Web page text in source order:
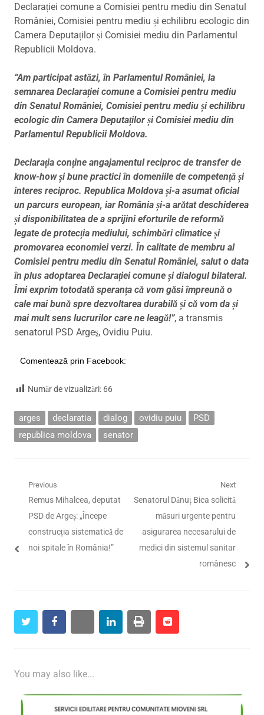
Declarației comune a Comisiei pentru mediu din Senatul
României, Comisiei pentru mediu și echilibru ecologic din
Camera Deputaților și Comisiei mediu din Parlamentul
Republicii Moldova.
“Am participat astăzi, în Parlamentul României, la
semnarea Declarației comune a Comisiei pentru mediu
din Senatul României, Comisiei pentru mediu și echilibru
ecologic din Camera Deputaților și Comisiei mediu din
Parlamentul Republicii Moldova.
Declarația conține angajamentul reciproc de transfer de
know-how și bune practici în domeniile de competență și
interes reciproc. Republica Moldova și-a asumat oficial
un parcurs european, iar România și-a arătat deschiderea
și disponibilitatea de a sprijini eforturile de reformă
legate de protecția mediului, schimbări climatice și
promovarea economiei verzi. În calitate de membru al
Comisiei pentru mediu din Senatul României, salut o data
în plus adoptarea Declarației comune și dialogul bilateral.
Îmi exprim totodată speranța că vom găsi împreună o
cale mai bună spre dezvoltarea durabilă și că vom da și
mai mult sens lucrurilor care ne leagă!”, a transmis
senatorul PSD Argeş, Ovidiu Puiu.
Comentează prin Facebook:
Număr de vizualizări: 66
arges declaratia dialog ovidiu puiu
PSD
republica moldova
senator
Navigare
articole
Previous
Previous
post:
Remus Mihalcea, deputat
PSD de Argeș: „Începe
construcția sistematică de
noi spitale în România!”
Next
Next
Senatorul Dănuț Bica solicită
măsuri urgente pentru
asigurarea necesarului de
medici din sistemul sanitar
românesc
twitterfacebookwhatsapplinkedinprint reddit
reddit
You may also like...